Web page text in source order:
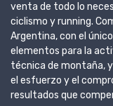
venta de todo lo
ciclismo y running.
Argentina, con el
elementos para la
técnica de montaña,
el esfuerzo y el
resultados que